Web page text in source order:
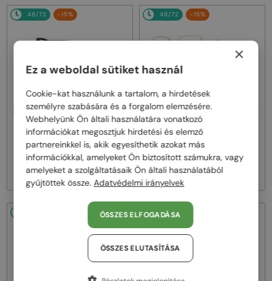
48/72 -15%
EGYFÓKUSZÚ LENCSÉVEL PLUSZ
25 000 FT
Fendi—Optikai keretek
FE50100I - 001 - 53
77 000 Ft 90 000 Ft
48/72 -15%
EGYFÓKUSZÚ LENCSÉVEL PLUSZ
25 000 FT
Fendi—Optikai keretek
FE50110F - 030 - 54
77 000 Ft 90 000 Ft
48/72
×
Ez a weboldal sütiket használ
Cookie-kat használunk a tartalom, a hirdetések
személyre szabására és a forgalom elemzésére.
Webhelyünk Ön általi használatára vonatkozó
információkat megosztjuk hirdetési és elemző
partnereinkkel is, akik egyesíthetik azokat más
információkkal, amelyeket Ön biztosított számukra, vagy
amelyeket a szolgáltatásaik Ön általi használatából
gyűjtöttek össze. Adatvédelmi irányelvek
ÖSSZES ELFOGADÁSA
ÖSSZES ELUTASÍTÁSA